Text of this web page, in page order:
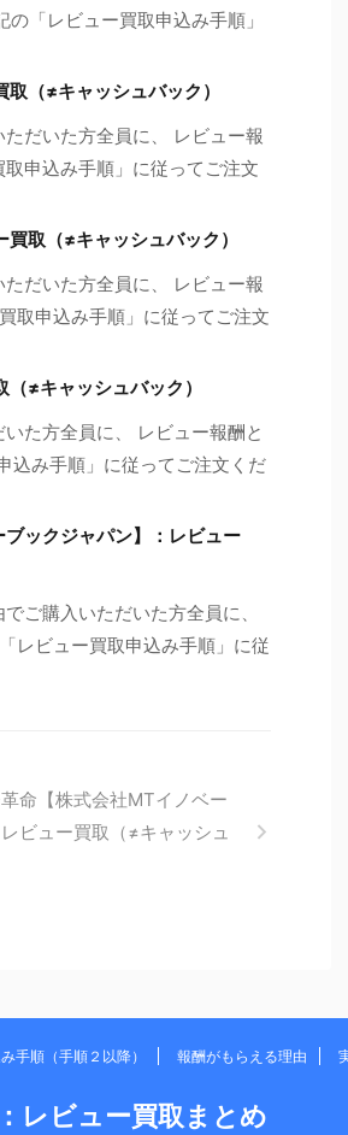
「レビュー買取申込み手順」
（≠キャッシュバック）
だいた方全員に、 レビュー報
申込み手順」に従ってご注文
取（≠キャッシュバック）
だいた方全員に、 レビュー報
取申込み手順」に従ってご注文
≠キャッシュバック）
た方全員に、 レビュー報酬と
込み手順」に従ってご注文くだ
ックジャパン】：レビュー
ご購入いただいた方全員に、
レビュー買取申込み手順」に従
命【株式会社MTイノベー
ビュー買取（≠キャッシュ
手順（手順２以降） 報酬がもらえる理由
レビュー買取まとめ